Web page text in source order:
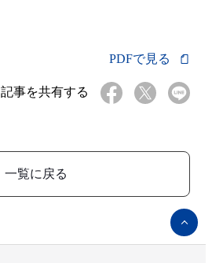
PDFで見る
記事を共有する
一覧に戻る
ペ
ー
ジ